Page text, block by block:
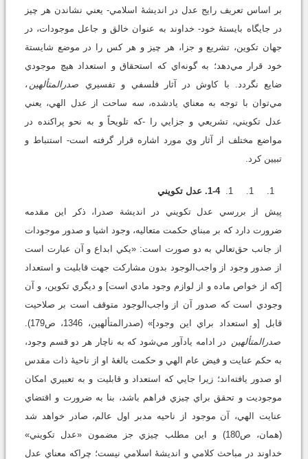
بر اساس تعريف رايج عدل در انديشۀ اسلامي- يعني نشاندن هر چيز
در جايگاه بايستۀ خود- خداوند به عنوان خالق و جاعل موجودات، در
جهان تکوين، تشريع و جزا، هر چيز و هر کس را در موضع شايستة
خود قرار مي‌دهد؛ به گونه‌اي که استحقاق و استعداد هيچ موجودي
ضايع نگردد. با کاوش در آثار فلسفي و تفسيري
صدرالمتألهين ،
مي‌توان با توجه به معناي يادشده، سه ساحت از عدل الهي، يعني
عدل تکويني، تشريعي و جزايي را -که تلويحاً و به نحو پراکنده در
مواضع مختلف از آثار وي مورد اشاره قرار گرفته است- استنباط و
تبيين كرد.
1-4. عدل تکويني
پيش از بررسي عدل تکويني در انديشة صدرا، ذکر اين مقدمه
ضرورت دارد که بر مبناي حکمت متعاليه، وجود اشيا و صدور موجودات
از جانب حق‌تعالي به دو صورت است: «يکي ابداع و آن عبارت است
از صدور وجود از واجب‌الوجود بدون مشارکت جهت قابليت و استعداد
[که از خواص ماده و از لوازم وجود مادي است] و ديگري تکوين، و آن
وجودي است که صدور آن از واجب‌الوجود متوقف است بر صلاحيت
قابل [و استعداد براي اين وجود]» (صدرالمتألهين، 1346، ص179).
صدرالمتألهين در ادامه يادآور مي‌شود که به ناچار هر دو قسم وجود،
به حکم عنايت و فيض عام الهي و حکمت بالغۀ او از ناحيۀ ذات مقدس
او صدور يافته‌اند؛ زيرا جايي که استعداد و قابليت و به تعبيري امکان
موجوديت و تحقق براي چيزي فراهم باشد، بنا به ضرورت و اقتضاي
عنايت الهي، آن موجود از ناحيه مدبر اول عالم، صادر خواهد شد
(همان، ص180) و اين مطلب چيزي جز مضمون «عدل تکويني»
خداوند در مباحث کلامي و انديشۀ اسلامي نيست؛ چراکه معناي عدل